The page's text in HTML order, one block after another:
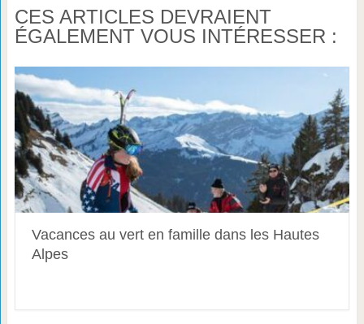
CES ARTICLES DEVRAIENT
ÉGALEMENT VOUS INTÉRESSER :
Vacances au vert en famille dans les Hautes
Alpes